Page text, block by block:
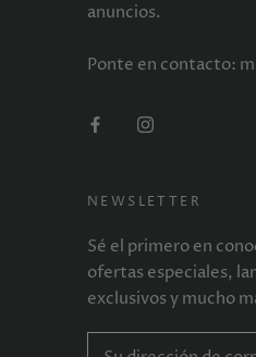
anuncios.
Ponte en contacto:
NEWSLETTER
Sé el primero en
ofertas especiales,
exclusivos y mucho